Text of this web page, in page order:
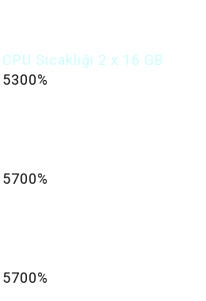
CPU Sıcaklığı 2 x 16 GB
5300%
5700%
5700%